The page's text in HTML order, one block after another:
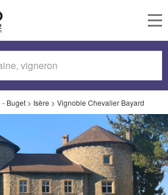
Buget > Isère > Vignoble Chevalier Bayard